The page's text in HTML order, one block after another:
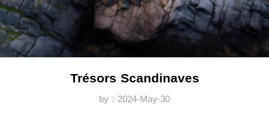
Trésors Scandinaves
by：2024-May-30